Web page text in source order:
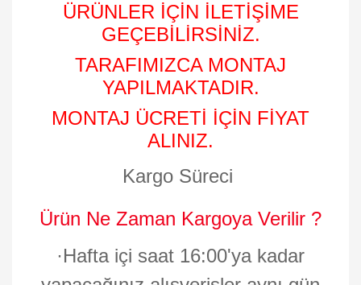
ÜRÜNLER İÇİN İLETİŞİME
GEÇEBİLİRSİNİZ.
TARAFIMIZCA MONTAJ
YAPILMAKTADIR.
MONTAJ ÜCRETİ İÇİN FİYAT
ALINIZ.
Kargo Süreci
Ürün Ne Zaman Kargoya Verilir ?
·Hafta içi saat 16:00'ya kadar